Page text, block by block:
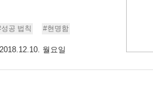
공 법칙 #현명함
2018.12.10. 월요일